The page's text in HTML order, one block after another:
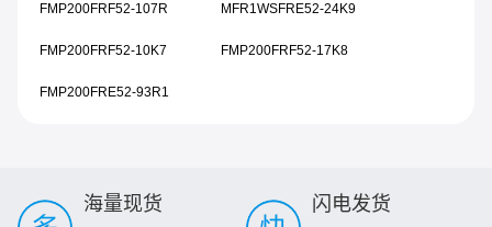
FMP200FRF52-107R MFR1WSFRE52-24K9
FMP200FRF52-10K7 FMP200FRF52-17K8
FMP200FRE52-93R1
海量现货 闪电发货